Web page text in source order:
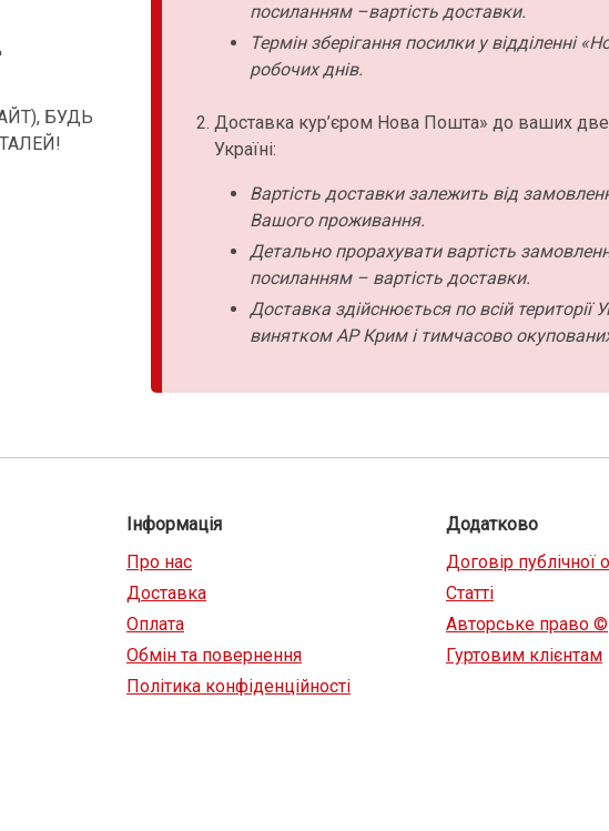
БУДЬ
посиланням –вартість доставки.
Термін зберігання посилки у відділенні
робочих днів.
Доставка кур’єром Нова Пошта» до ваших
Україні:
Вартість доставки залежить від
Вашого проживання.
Детально прорахувати вартість
посиланням – вартість доставки.
Доставка здійснюється по всій території
винятком АР Крим і тимчасово
Інформація
Про нас
Доставка
Оплата
Обмін та повернення
Політика конфіденційності
Додатково
Договір публічної
Статті
Авторське право ©
Гуртовим клієнтам